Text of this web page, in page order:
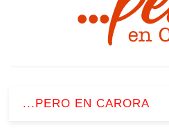
...PERO EN CARORA